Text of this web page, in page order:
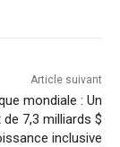
Article suivant
mondiale : Un
7,3 milliards $
inclusive